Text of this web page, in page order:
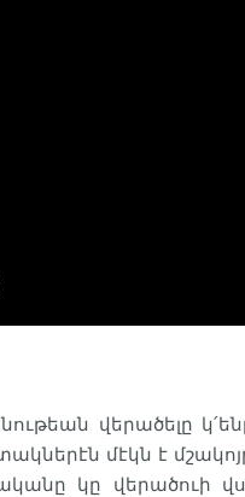
վերածելը
մէկն է
կը վերածուի